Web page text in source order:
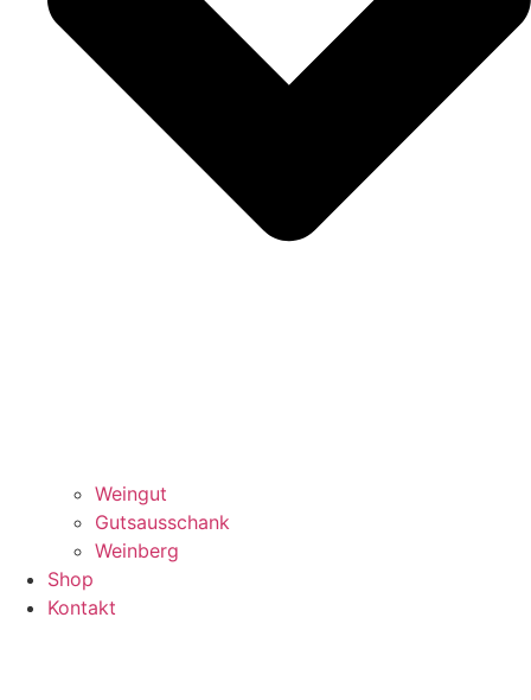
Weingut
Gutsausschank
Weinberg
Shop
Kontakt